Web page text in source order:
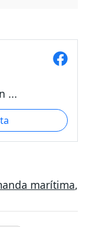
...
marítima,